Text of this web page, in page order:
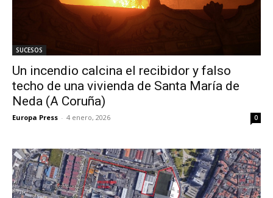
SUCESOS
Un incendio calcina el recibidor y falso
techo de una vivienda de Santa María de
Neda (A Coruña)
Europa Press - 4 enero, 2026 0